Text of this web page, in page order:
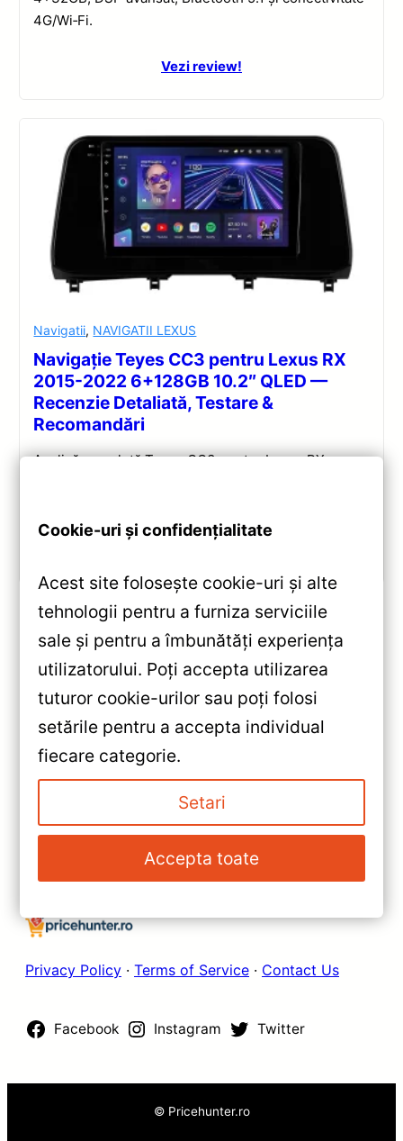
4G/Wi‑Fi.
Vezi review!
Navigatii, NAVIGATII LEXUS
Navigație Teyes CC3 pentru Lexus RX
2015-2022 6+128GB 10.2″ QLED —
Recenzie Detaliată, Testare &
Recomandări
Analiză completă Teyes CC3 pentru Lexus RX:
«TPRO 2 Nissan X-Trail (2013–
2017) Teyes — Recenzie
Detaliată, Testare &
Recomandări
Navigatie Auto Teyes CC2 Plus
10.2″ QLED 4+64GB —
Recenzie Detaliată, Testare &
Recomandări
Privacy Policy · Terms of Service · Contact Us
Facebook Instagram Twitter
© Pricehunter.ro
Cookie-uri și confidențialitate
Acest site folosește cookie-uri și alte
tehnologii pentru a furniza serviciile
sale și pentru a îmbunătăți experiența
utilizatorului. Poți accepta utilizarea
tuturor cookie-urilor sau poți folosi
setările pentru a accepta individual
fiecare categorie.
Setari
Accepta toate